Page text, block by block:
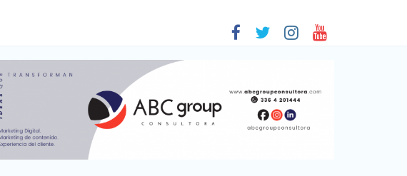
de personas viajaron por el país, un 5,9% más que en 2025